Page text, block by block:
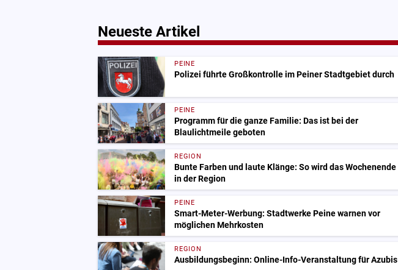
Neueste Artikel
PEINE
Polizei führte Großkontrolle im Peiner Stadtgebiet durch
PEINE
Programm für die ganze Familie: Das ist bei der
Blaulichtmeile geboten
REGION
Bunte Farben und laute Klänge: So wird das Wochenende
in der Region
PEINE
Smart-Meter-Werbung: Stadtwerke Peine warnen vor
möglichen Mehrkosten
REGION
Ausbildungsbeginn: Online-Info-Veranstaltung für Azubis